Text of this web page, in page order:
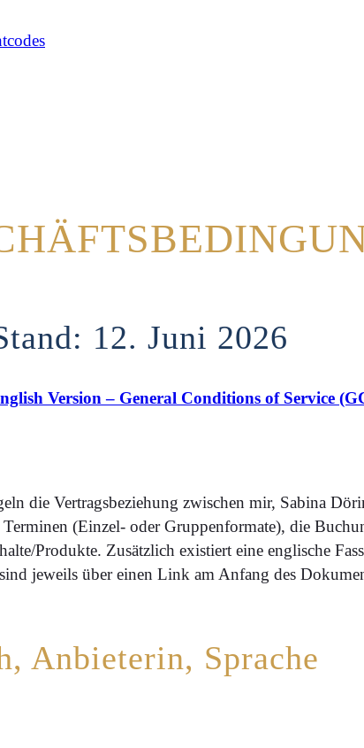
12. Juni 2026
Version – General Conditions of Service
die Vertragsbeziehung zwischen mir, Sabina
(Einzel- oder Gruppenformate), die
Produkte. Zusätzlich existiert eine englische
jeweils über einen Link am Anfang des
Anbieterin, Sprache